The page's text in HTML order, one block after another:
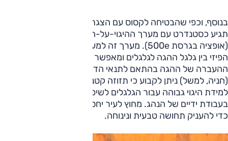
בנוסף, וכפי שהבטיחה לקסוס עם הצגת הדגם בעבר, גרסה זו
תגיע כסטנדרט עם מערך ההיגוי-על-חוט החדש של היצרנית
(אופציה בגרסת 500e). מערך זה למעשה מנתק את הקשר
הפיזי בין גלגל ההגה לגלגלים ומאפשר ללקסוס לשנות את יחס
ההעברה של ההגה בהתאם לתנאי הדרך. כך במהירויות נמוכות
(חניה, למשל) ניתן לקבוע כי תזוזה קטנה של גלגל ההגה תביא
למידת היגוי גבוהה עבור הגלגלים לשיפור יכולת התמרון וחסכון
בעבודת ידיים של הנהג. מחוץ לעיר יחס ההעברה יהיה ארוך יותר
כדי להעניק תחושה טבעית ונינוחה.